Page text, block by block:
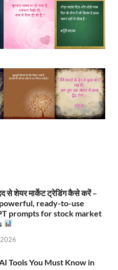
से शेयर मार्केट ट्रेडिंग कैसे करें –
ready-to-use
prompts for stock market
Tools You Must Know in